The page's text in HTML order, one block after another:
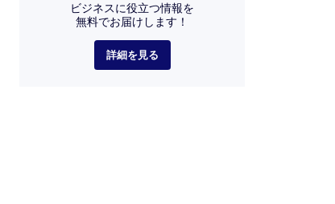
ビジネスに役立つ情報を
無料でお届けします！
詳細を見る